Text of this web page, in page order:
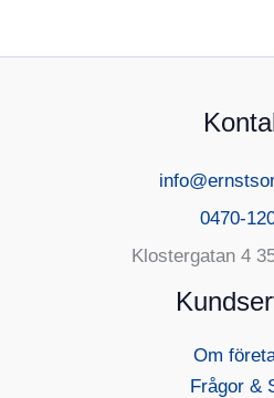
0470-
Klostergatan 4
Om
Frågor &